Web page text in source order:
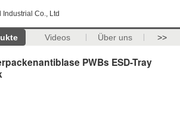
Co., Ltd
Videos Über uns >>
PWBs ESD-Tray